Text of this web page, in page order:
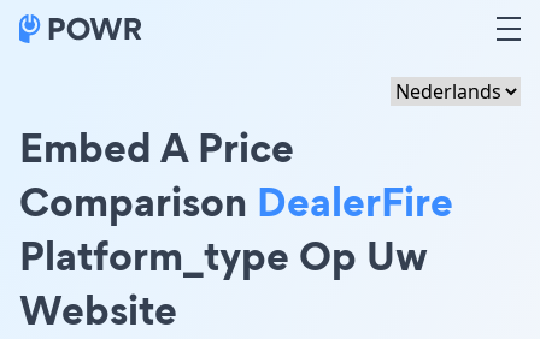
Embed A Price
Comparison DealerFire
Platform_type Op Uw
Website